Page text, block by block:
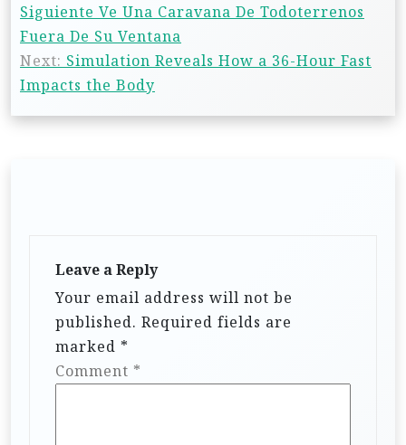
Siguiente Ve Una Caravana De Todoterrenos
Fuera De Su Ventana
Next: Simulation Reveals How a 36-Hour Fast
Impacts the Body
Leave a Reply
Your email address will not be
published. Required fields are
marked *
Comment *